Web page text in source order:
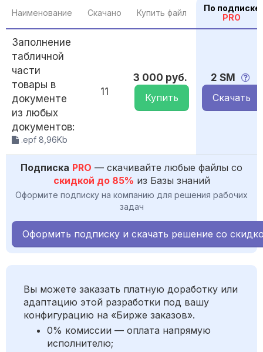
Наименование Скачано Купить файл
По подписке
PRO
Заполнение
табличной
части
товары в
документе
из любых
документов:
.epf 8,96Kb
11
3 000 руб.
Купить
2 SM
Скачать
Подписка PRO — скачивайте любые файлы со
скидкой до 85% из Базы знаний
Оформите подписку на компанию для решения рабочих
задач
Оформить подписку и скачать решение со
Вы можете заказать платную доработку или
адаптацию этой разработки под вашу
конфигурацию на «Бирже заказов».
0% комиссии — оплата напрямую
исполнителю;